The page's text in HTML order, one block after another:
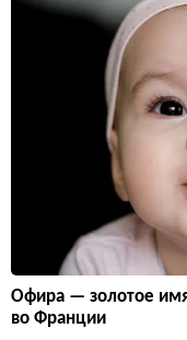
Офира — золотое
во Франции